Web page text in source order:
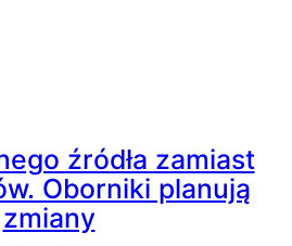
źródła zamiast
Oborniki planują
zmiany